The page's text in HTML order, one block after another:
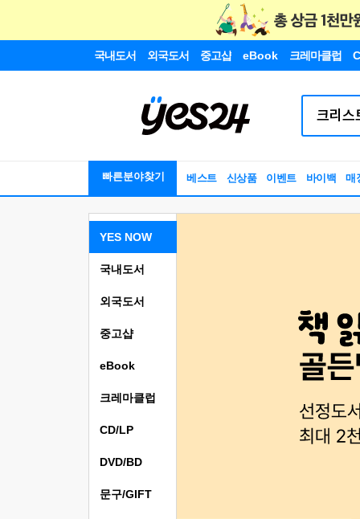
국내도서 외국도서 중고샵 eBook 크레마클럽
빠른분야찾기 베스트 신상품 이벤트 바이백 매
YES NOW
국내도서
외국도서
중고샵
eBook
크레마클럽
CD/LP
DVD/BD
문구/GIFT